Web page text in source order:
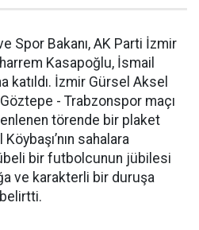
Spor Bakanı, AK Parti İzmir
Kasapoğlu, İsmail
katıldı. İzmir Gürsel Aksel
- Trabzonspor maçı
törende bir plaket
sahalara
bir futbolcunun jübilesi
ve karakterli bir duruşa